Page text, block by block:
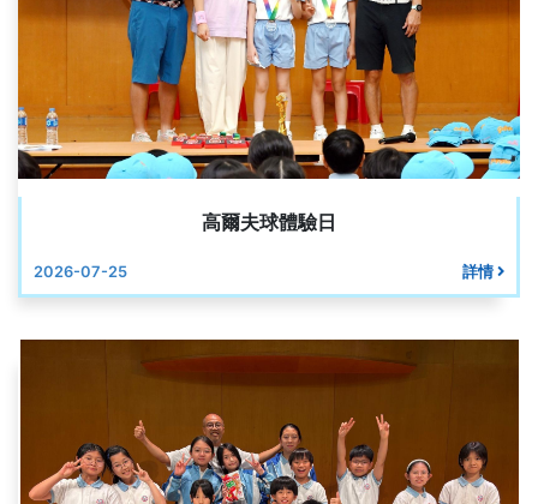
高爾夫球體驗日
2026-07-25 詳情